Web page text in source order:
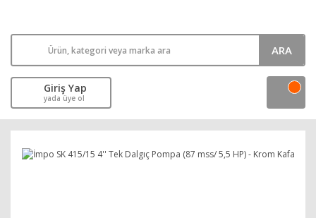
ARA
Giriş Yap
yada üye ol